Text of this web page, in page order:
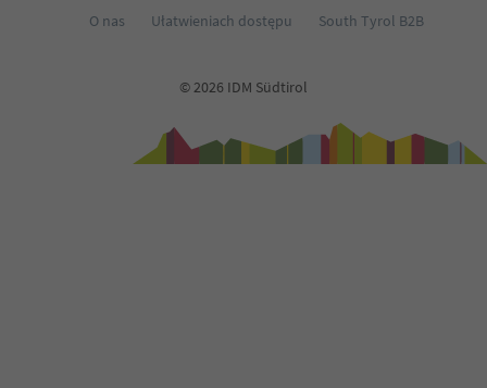
O nas
Ułatwieniach dostępu South Tyrol B2B
© 2026 IDM Südtirol